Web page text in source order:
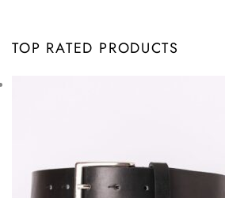
TOP RATED PRODUCTS